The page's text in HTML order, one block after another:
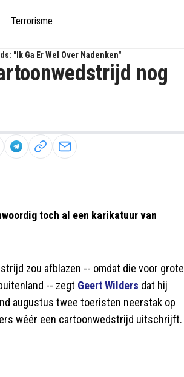
Terrorisme
"Ik Ga Er Wel Over Nadenken"
nog
toch al een karikatuur van
zou afblazen -- omdat die voor grote
-- zegt Geert Wilders dat hij
augustus twee toeristen neerstak op
wéér een cartoonwedstrijd uitschrijft.